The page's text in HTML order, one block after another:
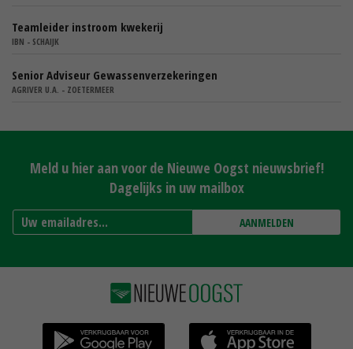
Teamleider instroom kwekerij
IBN - SCHAIJK
Senior Adviseur Gewassenverzekeringen
AGRIVER U.A. - ZOETERMEER
Meld u hier aan voor de Nieuwe Oogst nieuwsbrief!
Dagelijks in uw mailbox
AANMELDEN